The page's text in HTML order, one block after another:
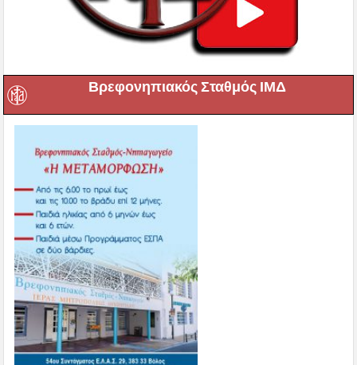
Βρεφονηπιακός Σταθμός ΙΜΔ